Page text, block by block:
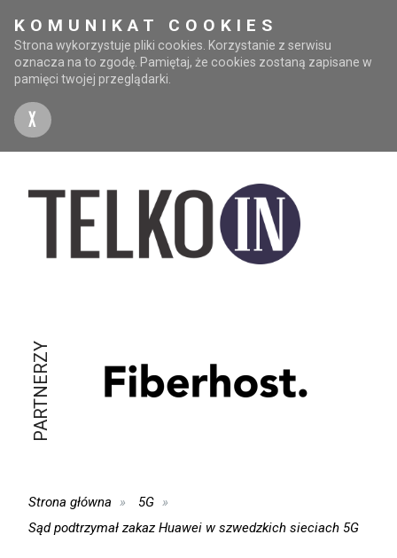
KOMUNIKAT COOKIES
Strona wykorzystuje pliki cookies. Korzystanie z serwisu
oznacza na to zgodę. Pamiętaj, że cookies zostaną zapisane w
pamięci twojej przeglądarki.
X
PARTNERZY
Strona główna
5G
Sąd podtrzymał zakaz Huawei w szwedzkich sieciach 5G